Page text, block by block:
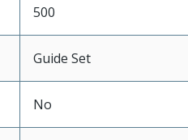
500
Guide Set
No